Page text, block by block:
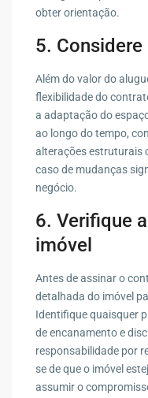
obter orientação.
5.
Além do valor do
flexibilidade do
a adaptação do
ao longo do tempo,
alterações estruturais
caso de mudanças
negócio.
6. Verifique
imóvel
Antes de assinar o
detalhada do imóvel
Identifique quaisquer
de encanamento e
responsabilidade por
se de que o imóvel
assumir o